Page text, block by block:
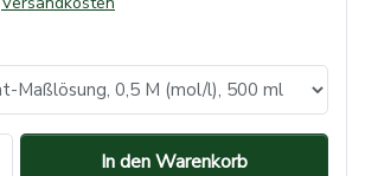
In den Warenkorb